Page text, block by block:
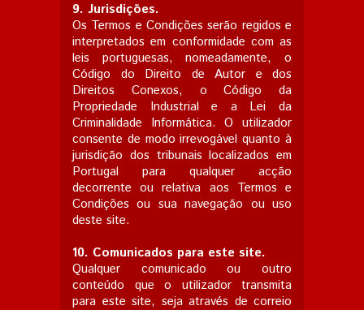
9. Jurisdições.
Os Termos e Condições serão regidos e
interpretados em conformidade com as
leis portuguesas, nomeadamente, o
Código do Direito de Autor e dos
Direitos Conexos, o Código da
Propriedade Industrial e a Lei da
Criminalidade Informática. O utilizador
consente de modo irrevogável quanto à
jurisdição dos tribunais localizados em
Portugal para qualquer acção
decorrente ou relativa aos Termos e
Condições ou sua navegação ou uso
deste site.
10. Comunicados para este site.
Qualquer comunicado ou outro
conteúdo que o utilizador transmita
para este site, seja através de correio